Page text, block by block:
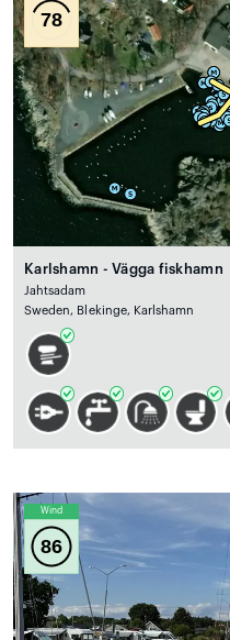
78
Karlshamn - Vägga fiskhamn
Jahtsadam
Sweden, Blekinge, Karlshamn
Wind
86